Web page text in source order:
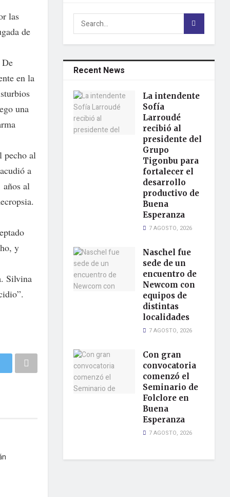
las
de
en la
una
pecho al
a
años al
y
Silvina
Recent News
La intendente
Sofía
Larroudé
recibió al
presidente del
Grupo
Tigonbu para
fortalecer el
desarrollo
productivo de
Buena
Esperanza
7 AGOSTO, 2026
Naschel fue
sede de un
encuentro de
Newcom con
equipos de
distintas
localidades
7 AGOSTO, 2026
Con gran
convocatoria
comenzó el
Seminario de
Folclore en
Buena
Esperanza
7 AGOSTO, 2026